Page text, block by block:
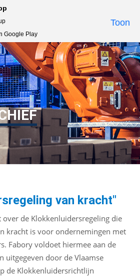
Google Play
Toon
van kracht"
over de Klokkenluidersregeling die
kracht is voor ondernemingen met
Fabory voldoet hiermee aan de
uitgegeven door de Vlaamse
de Klokkenluidersrichtlijn